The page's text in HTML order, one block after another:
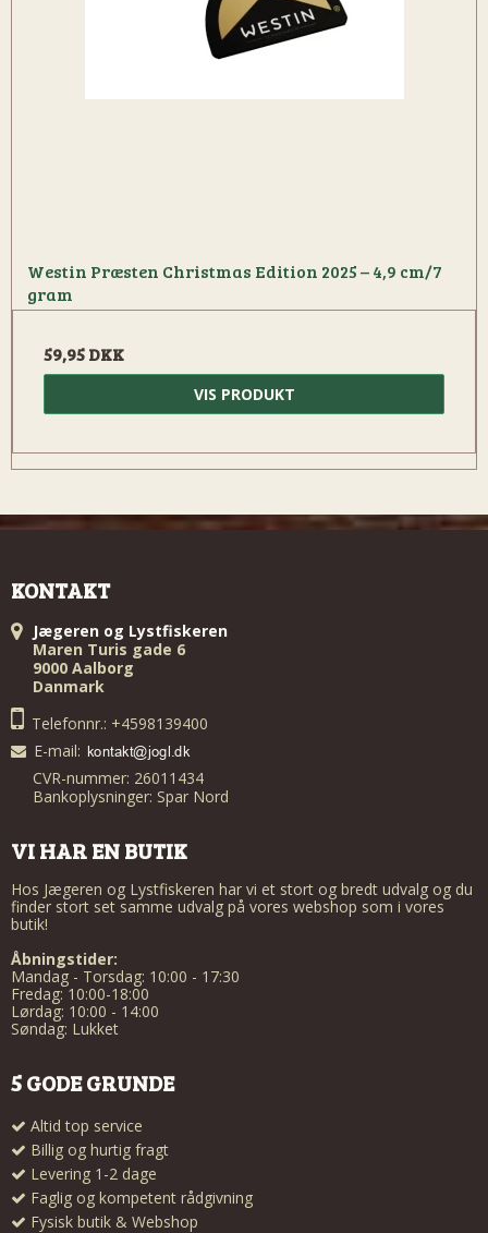
Westin Præsten Christmas Edition 2025 – 4,9 cm/7
gram
59,95 DKK
VIS PRODUKT
KONTAKT
Jægeren og Lystfiskeren
Maren Turis gade 6
9000 Aalborg
Danmark
Telefonnr.: +4598139400
E-mail:
CVR-nummer: 26011434
Bankoplysninger: Spar Nord
VI HAR EN BUTIK
Hos Jægeren og Lystfiskeren har vi et stort og bredt udvalg og du
finder stort set samme udvalg på vores webshop som i vores
butik!
Åbningstider:
Mandag - Torsdag: 10:00 - 17:30
Fredag: 10:00-18:00
Lørdag: 10:00 - 14:00
Søndag: Lukket
5 GODE GRUNDE
Altid top service
Billig og hurtig fragt
Levering 1-2 dage
Faglig og kompetent rådgivning
Fysisk butik & Webshop